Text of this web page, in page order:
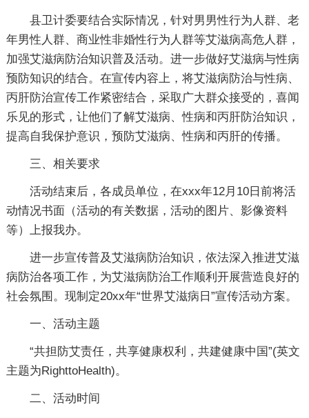
县卫计委要结合实际情况，针对男男性行为人群、老
年男性人群、商业性非婚性行为人群等艾滋病高危人群，
加强艾滋病防治知识普及活动。进一步做好艾滋病与性病
预防知识的结合。在宣传内容上，将艾滋病防治与性病、
丙肝防治宣传工作紧密结合，采取广大群众接受的，喜闻
乐见的形式，让他们了解艾滋病、性病和丙肝防治知识，
提高自我保护意识，预防艾滋病、性病和丙肝的传播。
三、相关要求
活动结束后，各成员单位，在xxx年12月10日前将活
动情况书面（活动的有关数据，活动的图片、影像资料
等）上报我办。
进一步宣传普及艾滋病防治知识，依法深入推进艾滋
病防治各项工作，为艾滋病防治工作顺利开展营造良好的
社会氛围。现制定20xx年“世界艾滋病日”宣传活动方案。
一、活动主题
“共担防艾责任，共享健康权利，共建健康中国”(英文
主题为RighttoHealth)。
二、活动时间